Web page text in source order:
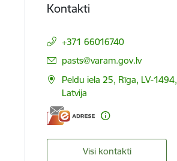
Kontakti
+371 66016740
E-pasts:
pasts@varam.gov.lv
Peldu iela 25, Rīga, LV-1494,
Latvija
Visi kontakti